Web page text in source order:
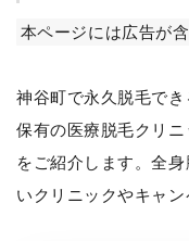
本ページには広告が含
神谷町で永久脱毛で
保有の医療脱毛クリ
をご紹介します。全
いクリニックやキャン